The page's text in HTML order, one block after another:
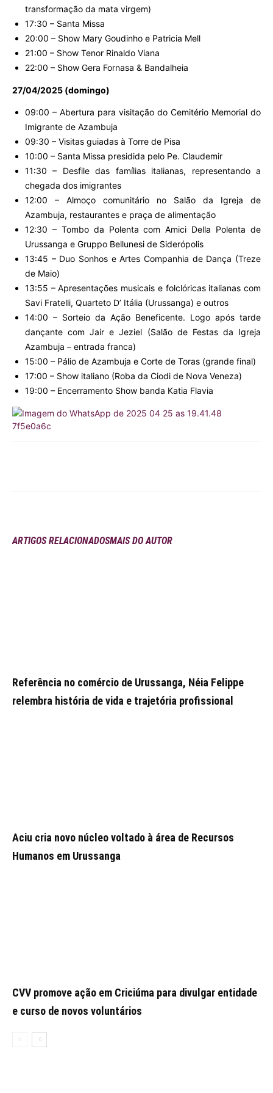
transformação da mata virgem)
17:30 – Santa Missa
20:00 – Show Mary Goudinho e Patricia Mell
21:00 – Show Tenor Rinaldo Viana
22:00 – Show Gera Fornasa & Bandalheia
27/04/2025 (domingo)
09:00 – Abertura para visitação do Cemitério Memorial do
Imigrante de Azambuja
09:30 – Visitas guiadas à Torre de Pisa
10:00 – Santa Missa presidida pelo Pe. Claudemir
11:30 – Desfile das famílias italianas, representando a
chegada dos imigrantes
12:00 – Almoço comunitário no Salão da Igreja de
Azambuja, restaurantes e praça de alimentação
12:30 – Tombo da Polenta com Amici Della Polenta de
Urussanga e Gruppo Bellunesi de Siderópolis
13:45 – Duo Sonhos e Artes Companhia de Dança (Treze
de Maio)
13:55 – Apresentações musicais e folclóricas italianas com
Savi Fratelli, Quarteto D’ Itália (Urussanga) e outros
14:00 – Sorteio da Ação Beneficente. Logo após tarde
dançante com Jair e Jeziel (Salão de Festas da Igreja
Azambuja – entrada franca)
15:00 – Pálio de Azambuja e Corte de Toras (grande final)
17:00 – Show italiano (Roba da Ciodi de Nova Veneza)
19:00 – Encerramento Show banda Katia Flavia
ARTIGOS RELACIONADOSMAIS DO AUTOR
Referência no comércio de Urussanga, Néia Felippe
relembra história de vida e trajetória profissional
Aciu cria novo núcleo voltado à área de Recursos
Humanos em Urussanga
CVV promove ação em Criciúma para divulgar entidade
e curso de novos voluntários